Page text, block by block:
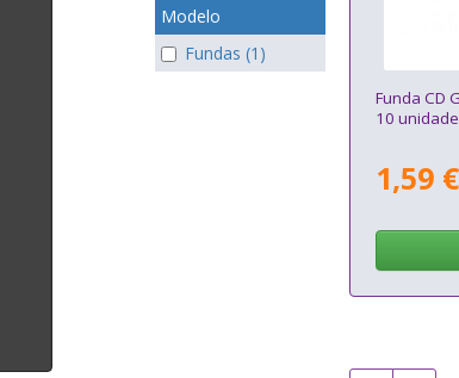
Modelo
Fundas (1)
Funda CD
10
1,59 €